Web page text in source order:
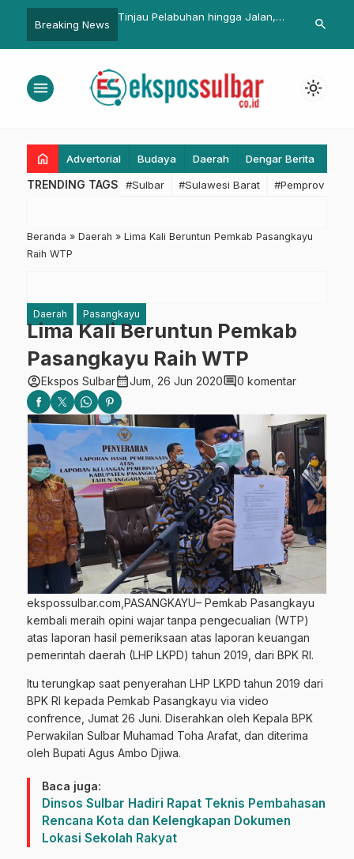
Breaking News
Tinjau Pelabuhan hingga Jalan,
Bapperida Sulbar Pastikan
Program Infrastruktur Tepat
PPK Resmi Dilantik, Ini Pesan KPU
search
menu light_mode
home Advertorial Budaya Daerah Dengar Berita
TRENDING TAGS #Sulbar #Sulawesi Barat #Pemprov
Beranda » Daerah » Lima Kali Beruntun Pemkab Pasangkayu
Raih WTP
Daerah Pasangkayu
Lima Kali Beruntun Pemkab
Pasangkayu Raih WTP
account_circleEkspos Sulbarcalendar_monthJum, 26 Jun 2020comment0 komentar
ekspossulbar.com,PASANGKAYU– Pemkab Pasangkayu
kembali meraih opini wajar tanpa pengecualian (WTP)
atas laporan hasil pemeriksaan atas laporan keuangan
pemerintah daerah (LHP LKPD) tahun 2019, dari BPK RI.
Itu terungkap saat penyerahan LHP LKPD tahun 2019 dari
BPK RI kepada Pemkab Pasangkayu via video
confrence, Jumat 26 Juni. Diserahkan oleh Kepala BPK
Perwakilan Sulbar Muhamad Toha Arafat, dan diterima
oleh Bupati Agus Ambo Djiwa.
Baca juga:
Dinsos Sulbar Hadiri Rapat Teknis Pembahasan
Rencana Kota dan Kelengkapan Dokumen
Lokasi Sekolah Rakyat